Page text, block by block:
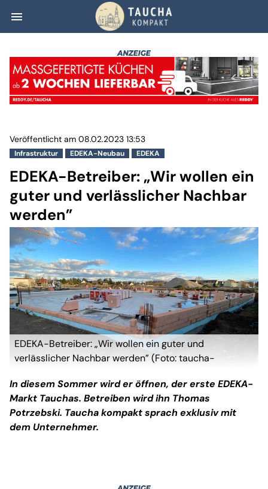
menu EDEKA-
Infrastruktur EDEKA-Neubau EDEKA
Veröffentlicht am 08.02.2023 13:53
EDEKA-Betreiber: „Wir wollen ein
guter und verlässlicher Nachbar
werden”
EDEKA-Betreiber: „Wir wollen ein guter und
verlässlicher Nachbar werden” (Foto: taucha-
In diesem Sommer wird er öffnen, der erste EDEKA-
Markt Tauchas. Betreiben wird ihn Thomas
Potrzebski. Taucha kompakt sprach exklusiv mit
dem Unternehmer.